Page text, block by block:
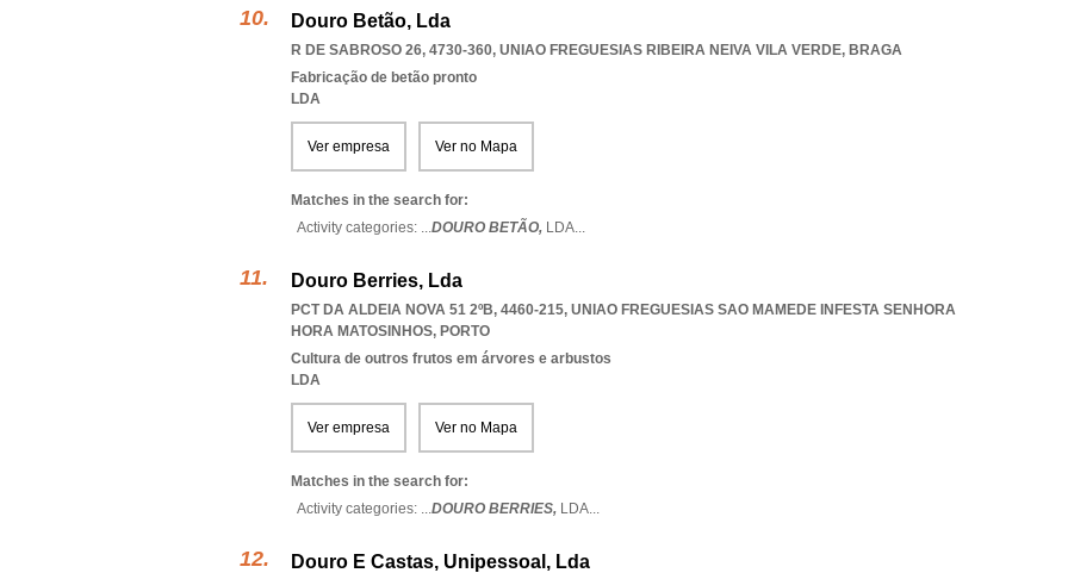
Douro Betão, Lda
R DE SABROSO 26, 4730-360, UNIAO FREGUESIAS RIBEIRA NEIVA VILA VERDE, BRAGA
Fabricação de betão pronto
LDA
Ver empresa Ver no Mapa
Matches in the search for:
Activity categories: ...DOURO BETÃO, LDA...
Douro Berries, Lda
PCT DA ALDEIA NOVA 51 2ºB, 4460-215, UNIAO FREGUESIAS SAO MAMEDE INFESTA SENHORA
HORA MATOSINHOS, PORTO
Cultura de outros frutos em árvores e arbustos
LDA
Ver empresa Ver no Mapa
Matches in the search for:
Activity categories: ...DOURO BERRIES, LDA...
Douro E Castas, Unipessoal, Lda